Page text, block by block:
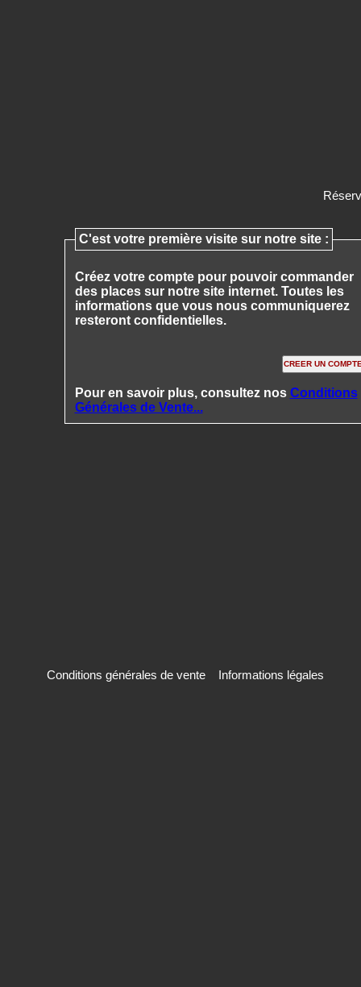
C'est votre première visite sur notre site :
Créez votre compte pour pouvoir commander
des places sur notre site internet. Toutes les
informations que vous nous communiquerez
resteront confidentielles.
Pour en savoir plus, consultez nos Conditions
Générales de Vente...
Conditions générales de vente Informations légales